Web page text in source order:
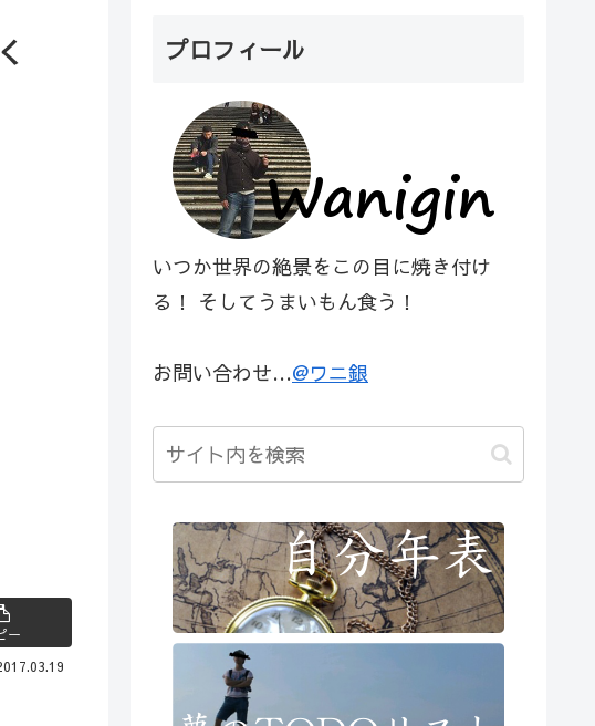
ー
プロフィール
いつか世界の絶景をこの目に焼き付け
る！ そしてうまいもん食う！
お問い合わせ…@ワニ銀